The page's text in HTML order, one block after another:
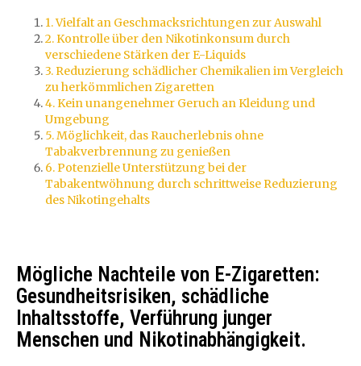
1. Vielfalt an Geschmacksrichtungen zur Auswahl
2. Kontrolle über den Nikotinkonsum durch
verschiedene Stärken der E-Liquids
3. Reduzierung schädlicher Chemikalien im Vergleich
zu herkömmlichen Zigaretten
4. Kein unangenehmer Geruch an Kleidung und
Umgebung
5. Möglichkeit, das Raucherlebnis ohne
Tabakverbrennung zu genießen
6. Potenzielle Unterstützung bei der
Tabakentwöhnung durch schrittweise Reduzierung
des Nikotingehalts
Mögliche Nachteile von E-Zigaretten:
Gesundheitsrisiken, schädliche
Inhaltsstoffe, Verführung junger
Menschen und Nikotinabhängigkeit.